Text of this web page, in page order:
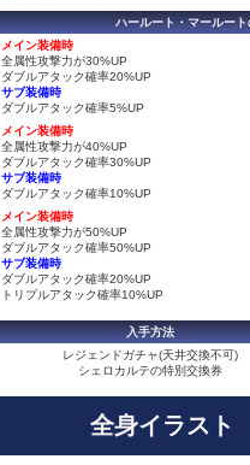
ハールート・マールート
メイン装備時
全属性攻撃力が30%UP
ダブルアタック確率20%UP
サブ装備時
ダブルアタック確率5%UP
メイン装備時
全属性攻撃力が40%UP
ダブルアタック確率30%UP
サブ装備時
ダブルアタック確率10%UP
メイン装備時
全属性攻撃力が50%UP
ダブルアタック確率50%UP
サブ装備時
ダブルアタック確率20%UP
トリプルアタック確率10%UP
入手方法
レジェンドガチャ(天井交換不可)
シェロカルテの特別交換券
全身イラスト